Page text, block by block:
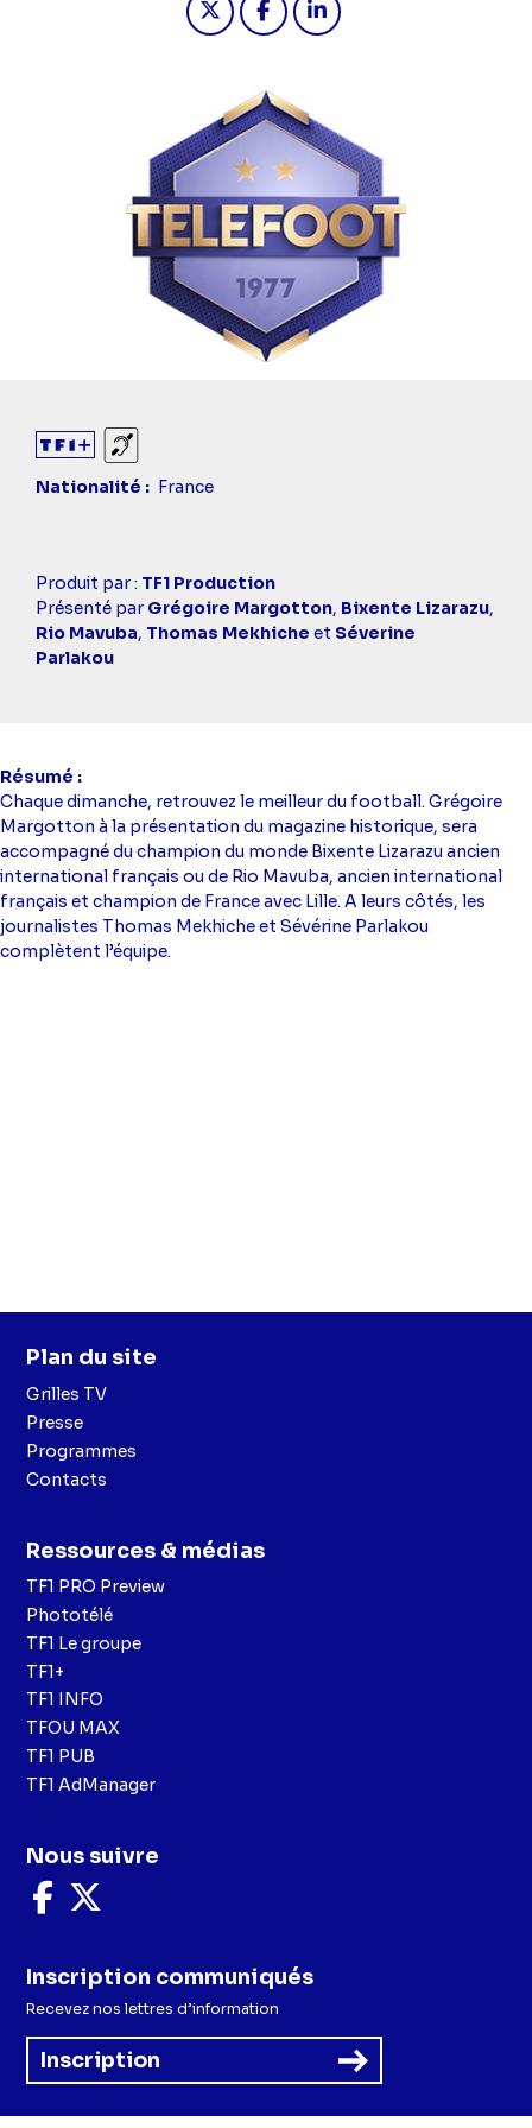
Sourds et malentendants
Nationalité
France
Casting
simba
Produit par : TF1 Production
Présenté par Grégoire Margotton, Bixente Lizarazu,
Rio Mavuba, Thomas Mekhiche et Séverine
Parlakou
Résumé
Chaque dimanche, retrouvez le meilleur du football. Grégoire
Margotton à la présentation du magazine historique, sera
accompagné du champion du monde Bixente Lizarazu ancien
international français ou de Rio Mavuba, ancien international
français et champion de France avec Lille. A leurs côtés, les
journalistes Thomas Mekhiche et Sévérine Parlakou
complètent l’équipe.
Plan du site
Grilles TV
Presse
Programmes
Contacts
Ressources & médias
TF1 PRO Preview
Phototélé
TF1 Le groupe
TF1+
TF1 INFO
TFOU MAX
TF1 PUB
TF1 AdManager
Nous suivre
Nous
suivre
Facebook
X
Inscription communiqués
Recevez nos lettres d’information
Inscription